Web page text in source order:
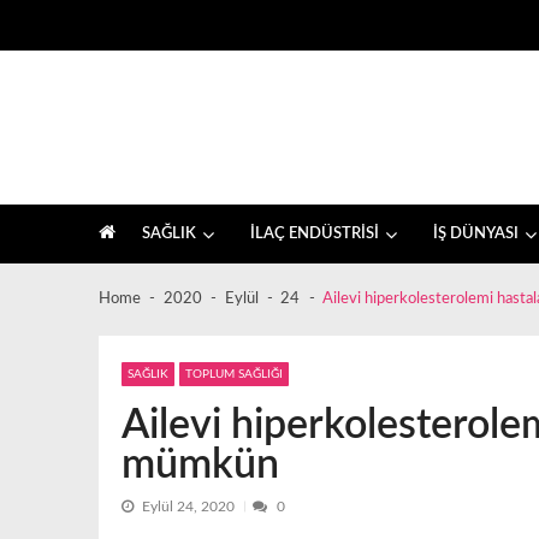
navigation
content
SAĞLIK İLAÇ ENDÜSTRİSİ İŞ DÜNYASI
Home 2020 Eylül 24 Ailevi hiperkolesterolemi
SAĞLIK TOPLUM SAĞLIĞI
Ailevi
mümkün
Eylül 24, 2020 0